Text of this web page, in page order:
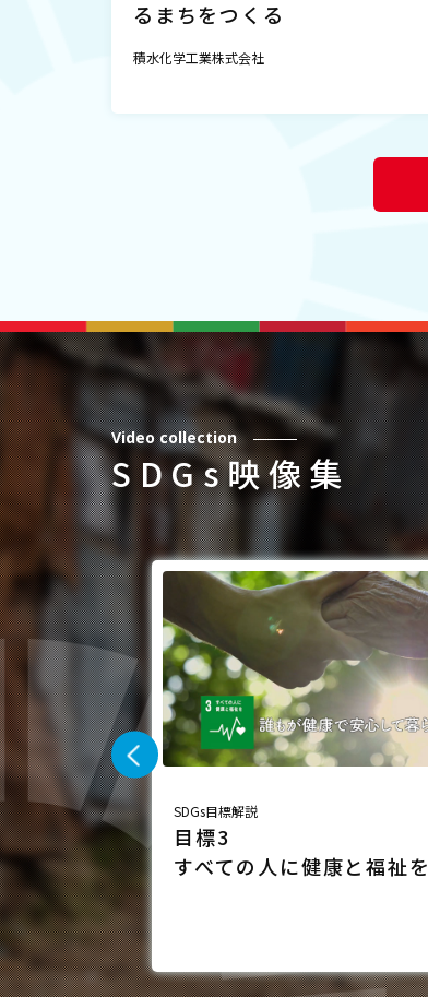
るまちをつくる
積水化学工業株式会社
Video collection
SDGs映像集
SDGs目標解説
目標3
すべての人に健康と福祉を